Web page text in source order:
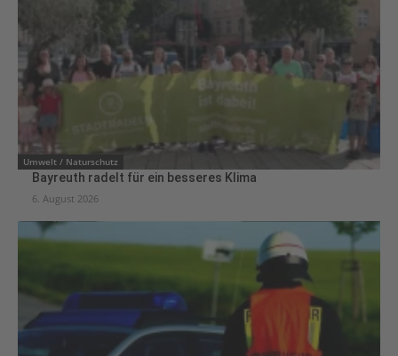
Umwelt / Naturschutz
Bayreuth radelt für ein besseres Klima
6. August 2026